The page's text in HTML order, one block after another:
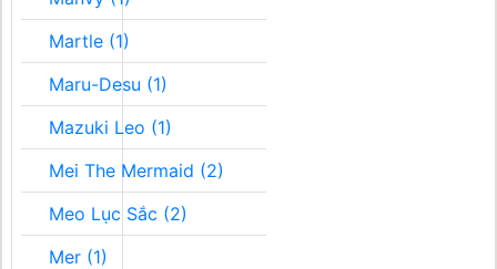
Martle (1)
Maru-Desu (1)
Mazuki Leo (1)
Mei The Mermaid (2)
Meo Lục Sắc (2)
Mer (1)